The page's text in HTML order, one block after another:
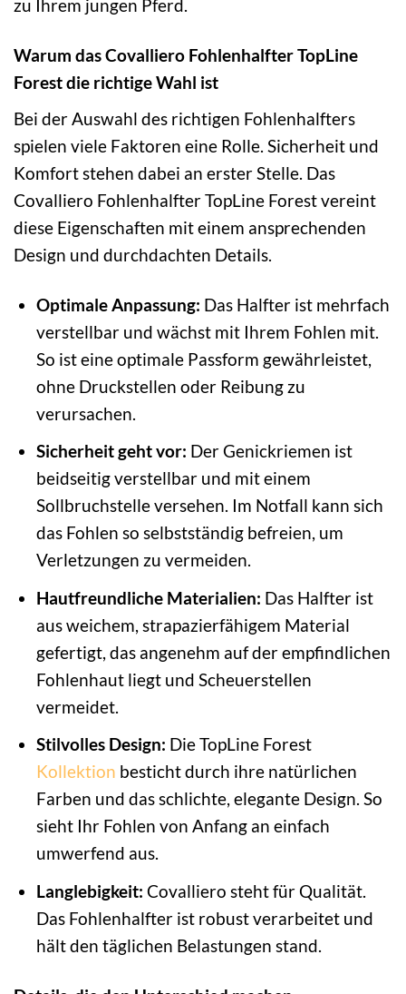
zu Ihrem jungen Pferd.
Warum das Covalliero Fohlenhalfter TopLine
Forest die richtige Wahl ist
Bei der Auswahl des richtigen Fohlenhalfters
spielen viele Faktoren eine Rolle. Sicherheit und
Komfort stehen dabei an erster Stelle. Das
Covalliero Fohlenhalfter TopLine Forest vereint
diese Eigenschaften mit einem ansprechenden
Design und durchdachten Details.
Optimale Anpassung: Das Halfter ist mehrfach
verstellbar und wächst mit Ihrem Fohlen mit.
So ist eine optimale Passform gewährleistet,
ohne Druckstellen oder Reibung zu
verursachen.
Sicherheit geht vor: Der Genickriemen ist
beidseitig verstellbar und mit einem
Sollbruchstelle versehen. Im Notfall kann sich
das Fohlen so selbstständig befreien, um
Verletzungen zu vermeiden.
Hautfreundliche Materialien: Das Halfter ist
aus weichem, strapazierfähigem Material
gefertigt, das angenehm auf der empfindlichen
Fohlenhaut liegt und Scheuerstellen
vermeidet.
Stilvolles Design: Die TopLine Forest
Kollektion besticht durch ihre natürlichen
Farben und das schlichte, elegante Design. So
sieht Ihr Fohlen von Anfang an einfach
umwerfend aus.
Langlebigkeit: Covalliero steht für Qualität.
Das Fohlenhalfter ist robust verarbeitet und
hält den täglichen Belastungen stand.